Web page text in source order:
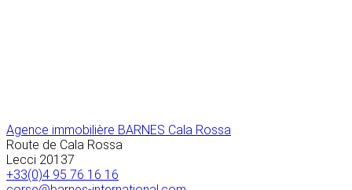
Agence immobilière BARNES Cala Rossa
Route de Cala Rossa
Lecci 20137
+33(0)4 95 76 16 16